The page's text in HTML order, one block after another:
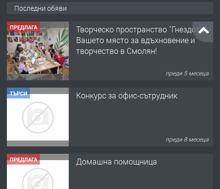
Последни обяви
преди 5 месеца
ТЪРСИ
ПРЕДЛАГА